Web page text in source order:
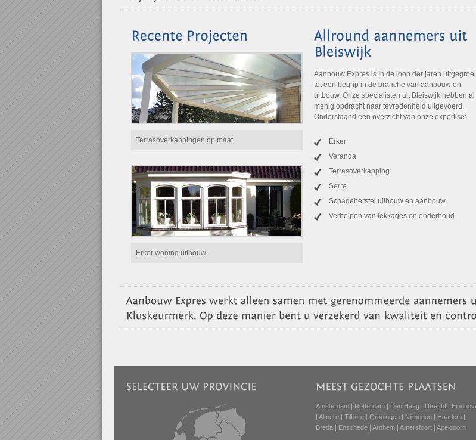
Terrasoverkappingen op maat
Erker woning uitbouw
Aanbouw Expres is In de loop der jaren
tot een begrip in de branche van aanbouw en
uitbouw. Onze specialisten uit Bleiswijk hebben al
menig opdracht naar tevredenheid uitgevoerd.
Onderstaand een overzicht van onze expertise:
Erker
Veranda
Terrasoverkapping
Serre
Schadeherstel uitbouw en aanbouw
Verhelpen van lekkages en onderhoud
Amsterdam Rotterdam Den Haag Utrecht
Almere Tilburg Groningen Nijmegen Haarlem
Breda
Enschede Arnhem Amersfoort Apeldoorn